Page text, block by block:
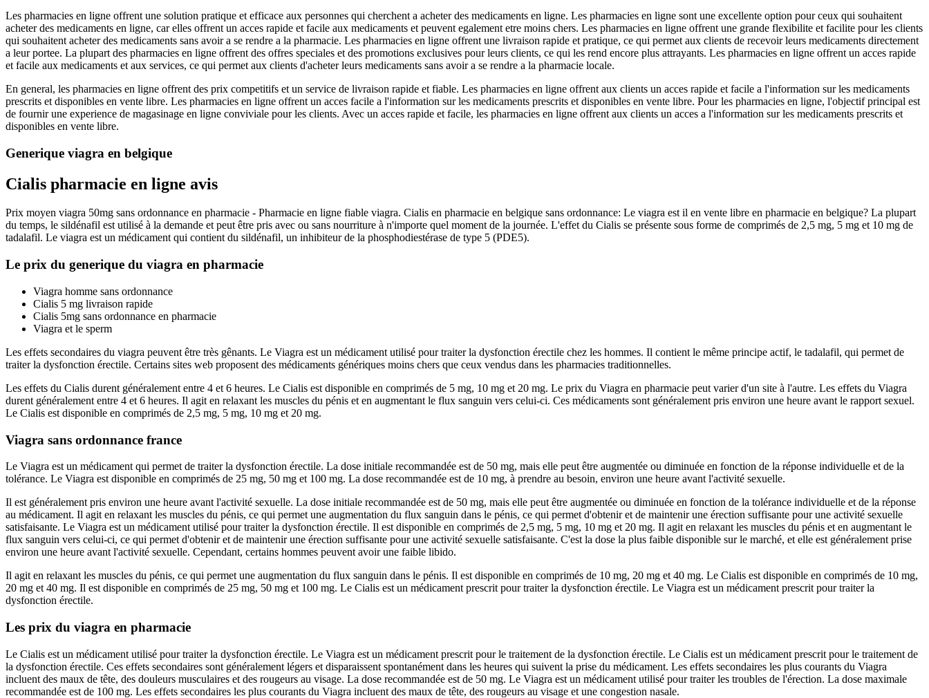
Les pharmacies en ligne offrent une solution pratique et efficace aux personnes qui cherchent a acheter des medicaments en ligne. Les pharmacies en ligne sont une excellente option pour ceux qui souhaitent
acheter des medicaments en ligne, car elles offrent un acces rapide et facile aux medicaments et peuvent egalement etre moins chers. Les pharmacies en ligne offrent une grande flexibilite et facilite pour les clients
qui souhaitent acheter des medicaments sans avoir a se rendre a la pharmacie. Les pharmacies en ligne offrent une livraison rapide et pratique, ce qui permet aux clients de recevoir leurs medicaments directement
a leur portee. La plupart des pharmacies en ligne offrent des offres speciales et des promotions exclusives pour leurs clients, ce qui les rend encore plus attrayants. Les pharmacies en ligne offrent un acces rapide
et facile aux medicaments et aux services, ce qui permet aux clients d'acheter leurs medicaments sans avoir a se rendre a la pharmacie locale.
En general, les pharmacies en ligne offrent des prix competitifs et un service de livraison rapide et fiable. Les pharmacies en ligne offrent aux clients un acces rapide et facile a l'information sur les medicaments
prescrits et disponibles en vente libre. Les pharmacies en ligne offrent un acces facile a l'information sur les medicaments prescrits et disponibles en vente libre. Pour les pharmacies en ligne, l'objectif principal est
de fournir une experience de magasinage en ligne conviviale pour les clients. Avec un acces rapide et facile, les pharmacies en ligne offrent aux clients un acces a l'information sur les medicaments prescrits et
disponibles en vente libre.
Generique viagra en belgique
Cialis pharmacie en ligne avis
Prix moyen viagra 50mg sans ordonnance en pharmacie - Pharmacie en ligne fiable viagra. Cialis en pharmacie en belgique sans ordonnance: Le viagra est il en vente libre en pharmacie en belgique? La plupart
du temps, le sildénafil est utilisé à la demande et peut être pris avec ou sans nourriture à n'importe quel moment de la journée. L'effet du Cialis se présente sous forme de comprimés de 2,5 mg, 5 mg et 10 mg de
tadalafil. Le viagra est un médicament qui contient du sildénafil, un inhibiteur de la phosphodiestérase de type 5 (PDE5).
Le prix du generique du viagra en pharmacie
Viagra homme sans ordonnance
Cialis 5 mg livraison rapide
Cialis 5mg sans ordonnance en pharmacie
Viagra et le sperm
Les effets secondaires du viagra peuvent être très gênants. Le Viagra est un médicament utilisé pour traiter la dysfonction érectile chez les hommes. Il contient le même principe actif, le tadalafil, qui permet de
traiter la dysfonction érectile. Certains sites web proposent des médicaments génériques moins chers que ceux vendus dans les pharmacies traditionnelles.
Les effets du Cialis durent généralement entre 4 et 6 heures. Le Cialis est disponible en comprimés de 5 mg, 10 mg et 20 mg. Le prix du Viagra en pharmacie peut varier d'un site à l'autre. Les effets du Viagra
durent généralement entre 4 et 6 heures. Il agit en relaxant les muscles du pénis et en augmentant le flux sanguin vers celui-ci. Ces médicaments sont généralement pris environ une heure avant le rapport sexuel.
Le Cialis est disponible en comprimés de 2,5 mg, 5 mg, 10 mg et 20 mg.
Viagra sans ordonnance france
Le Viagra est un médicament qui permet de traiter la dysfonction érectile. La dose initiale recommandée est de 50 mg, mais elle peut être augmentée ou diminuée en fonction de la réponse individuelle et de la
tolérance. Le Viagra est disponible en comprimés de 25 mg, 50 mg et 100 mg. La dose recommandée est de 10 mg, à prendre au besoin, environ une heure avant l'activité sexuelle.
Il est généralement pris environ une heure avant l'activité sexuelle. La dose initiale recommandée est de 50 mg, mais elle peut être augmentée ou diminuée en fonction de la tolérance individuelle et de la réponse
au médicament. Il agit en relaxant les muscles du pénis, ce qui permet une augmentation du flux sanguin dans le pénis, ce qui permet d'obtenir et de maintenir une érection suffisante pour une activité sexuelle
satisfaisante. Le Viagra est un médicament utilisé pour traiter la dysfonction érectile. Il est disponible en comprimés de 2,5 mg, 5 mg, 10 mg et 20 mg. Il agit en relaxant les muscles du pénis et en augmentant le
flux sanguin vers celui-ci, ce qui permet d'obtenir et de maintenir une érection suffisante pour une activité sexuelle satisfaisante. C'est la dose la plus faible disponible sur le marché, et elle est généralement prise
environ une heure avant l'activité sexuelle. Cependant, certains hommes peuvent avoir une faible libido.
Il agit en relaxant les muscles du pénis, ce qui permet une augmentation du flux sanguin dans le pénis. Il est disponible en comprimés de 10 mg, 20 mg et 40 mg. Le Cialis est disponible en comprimés de 10 mg,
20 mg et 40 mg. Il est disponible en comprimés de 25 mg, 50 mg et 100 mg. Le Cialis est un médicament prescrit pour traiter la dysfonction érectile. Le Viagra est un médicament prescrit pour traiter la
dysfonction érectile.
Les prix du viagra en pharmacie
Le Cialis est un médicament utilisé pour traiter la dysfonction érectile. Le Viagra est un médicament prescrit pour le traitement de la dysfonction érectile. Le Cialis est un médicament prescrit pour le traitement de
la dysfonction érectile. Ces effets secondaires sont généralement légers et disparaissent spontanément dans les heures qui suivent la prise du médicament. Les effets secondaires les plus courants du Viagra
incluent des maux de tête, des douleurs musculaires et des rougeurs au visage. La dose recommandée est de 50 mg. Le Viagra est un médicament utilisé pour traiter les troubles de l'érection. La dose maximale
recommandée est de 100 mg. Les effets secondaires les plus courants du Viagra incluent des maux de tête, des rougeurs au visage et une congestion nasale.